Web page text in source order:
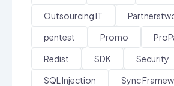
Outsourcing IT
pentest
Promo
Redist
SDK
Security
SQL Injection
Sync